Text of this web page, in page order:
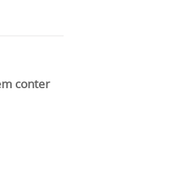
conter